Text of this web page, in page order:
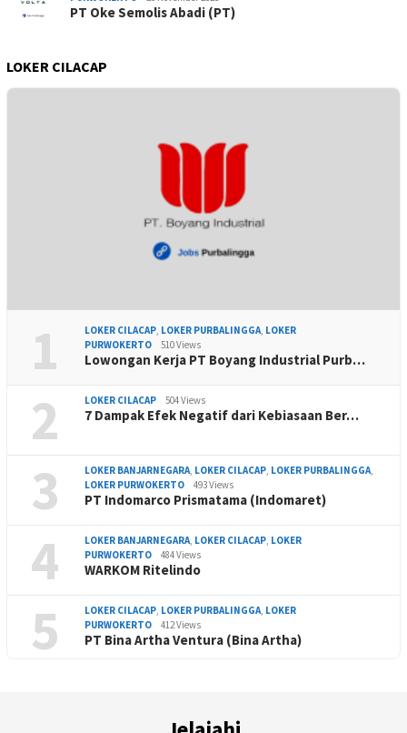
PT Oke Semolis Abadi (PT)
LOKER CILACAP
1 LOKER CILACAP, LOKER PURBALINGGA, LOKER
PURWOKERTO
510 Views
Lowongan Kerja PT Boyang Industrial Purb…
2 LOKER CILACAP 504 Views
7 Dampak Efek Negatif dari Kebiasaan Ber…
3 LOKER BANJARNEGARA, LOKER CILACAP, LOKER PURBALINGGA,
LOKER PURWOKERTO
493 Views
PT Indomarco Prismatama (Indomaret)
4 LOKER BANJARNEGARA, LOKER CILACAP, LOKER
PURWOKERTO
484 Views
WARKOM Ritelindo
5 LOKER CILACAP, LOKER PURBALINGGA, LOKER
PURWOKERTO
412 Views
PT Bina Artha Ventura (Bina Artha)